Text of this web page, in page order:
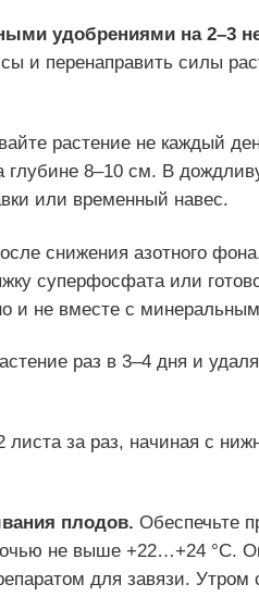
удобрениями на 2–3
и перенаправить силы
растение не каждый
8–10 см. В
или временный навес.
снижения азотного
суперфосфата или
и не вместе с
раз в 3–4 дня и
листа за раз, начиная с
плодов. Обеспечьте
не выше +22…+24 °C.
для завязи. Утром